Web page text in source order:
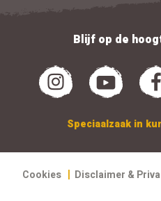
Blijf op de
Speciaalzaak in
Cookies | Disclaimer &